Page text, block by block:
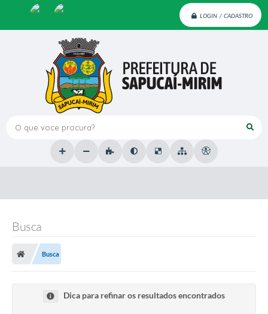
LOGIN / CADASTRO
O que voce procura?
Busca
Busca
Dica para refinar os resultados encontrados